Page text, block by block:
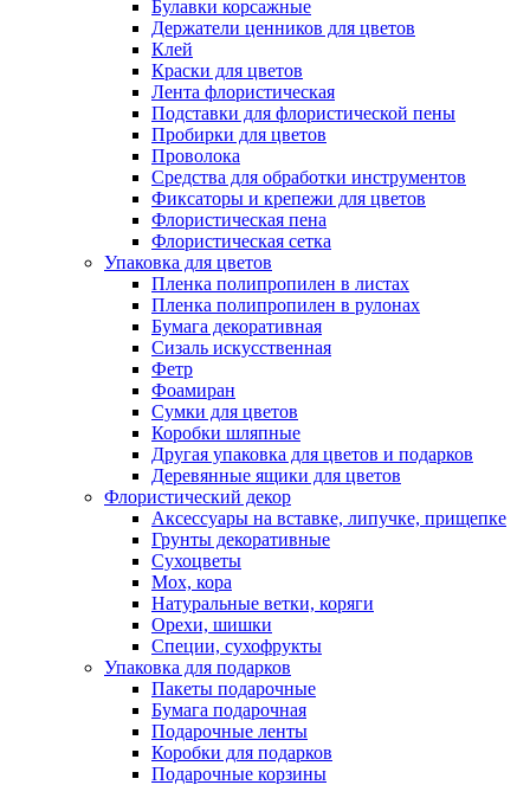
Булавки корсажные
Держатели ценников для цветов
Клей
Краски для цветов
Лента флористическая
Подставки для флористической пены
Пробирки для цветов
Проволока
Средства для обработки инструментов
Фиксаторы и крепежи для цветов
Флористическая пена
Флористическая сетка
Упаковка для цветов
Пленка полипропилен в листах
Пленка полипропилен в рулонах
Бумага декоративная
Сизаль искусственная
Фетр
Фоамиран
Сумки для цветов
Коробки шляпные
Другая упаковка для цветов и подарков
Деревянные ящики для цветов
Флористический декор
Аксессуары на вставке, липучке, прищепке
Грунты декоративные
Сухоцветы
Мох, кора
Натуральные ветки, коряги
Орехи, шишки
Специи, сухофрукты
Упаковка для подарков
Пакеты подарочные
Бумага подарочная
Подарочные ленты
Коробки для подарков
Подарочные корзины